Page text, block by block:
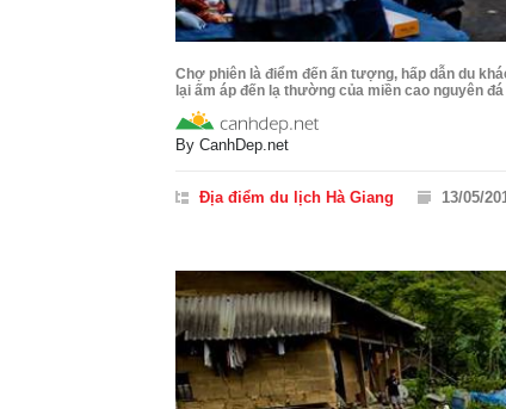
Chợ phiên là điểm đến ấn tượng, hấp dẫn du
lại ấm áp đến lạ thường của miền cao nguyên đá
By CanhDep.net
Địa điểm du lịch Hà Giang 13/05/